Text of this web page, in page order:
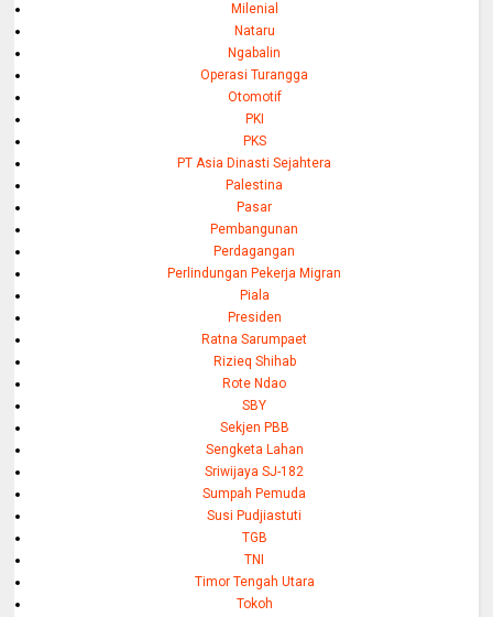
Milenial
Nataru
Ngabalin
Operasi Turangga
Otomotif
PKI
PKS
PT Asia Dinasti Sejahtera
Palestina
Pasar
Pembangunan
Perdagangan
Perlindungan Pekerja Migran
Piala
Presiden
Ratna Sarumpaet
Rizieq Shihab
Rote Ndao
SBY
Sekjen PBB
Sengketa Lahan
Sriwijaya SJ-182
Sumpah Pemuda
Susi Pudjiastuti
TGB
TNI
Timor Tengah Utara
Tokoh